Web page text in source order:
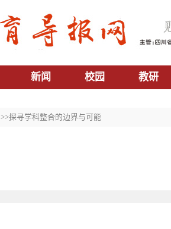
新闻 校园 教研
>>探寻学科整合的边界与可能